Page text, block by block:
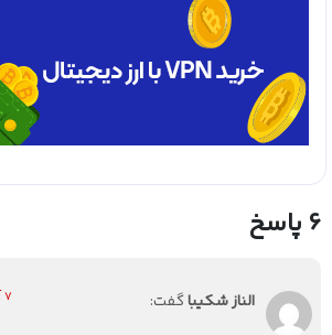
6 پاسخ
الناز شکیباگفت: 7 آگوست 2025 در 3:29 ق.ظ